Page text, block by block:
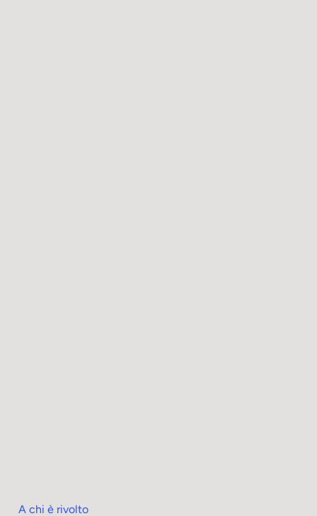
A chi è rivolto